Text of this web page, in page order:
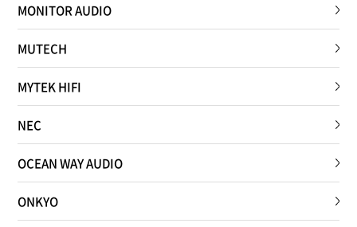
MONITOR AUDIO
MUTECH
MYTEK HIFI
NEC
OCEAN WAY AUDIO
ONKYO